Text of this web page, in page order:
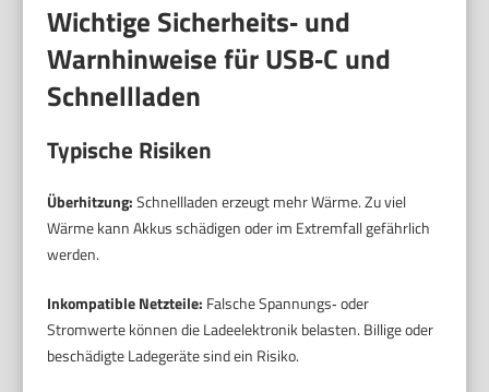
Wichtige Sicherheits‑ und
Warnhinweise für USB‑C und
Schnellladen
Typische Risiken
Überhitzung:Schnellladen erzeugt mehr Wärme. Zu viel
Wärme kann Akkus schädigen oder im Extremfall gefährlich
werden.
Inkompatible Netzteile: Falsche Spannungs‑ oder
Stromwerte können die Ladeelektronik belasten. Billige oder
beschädigte Ladegeräte sind ein Risiko.